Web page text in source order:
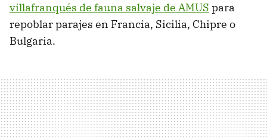
villafranqués de fauna salvaje de AMUS para
repoblar parajes en Francia, Sicilia, Chipre o
Bulgaria.